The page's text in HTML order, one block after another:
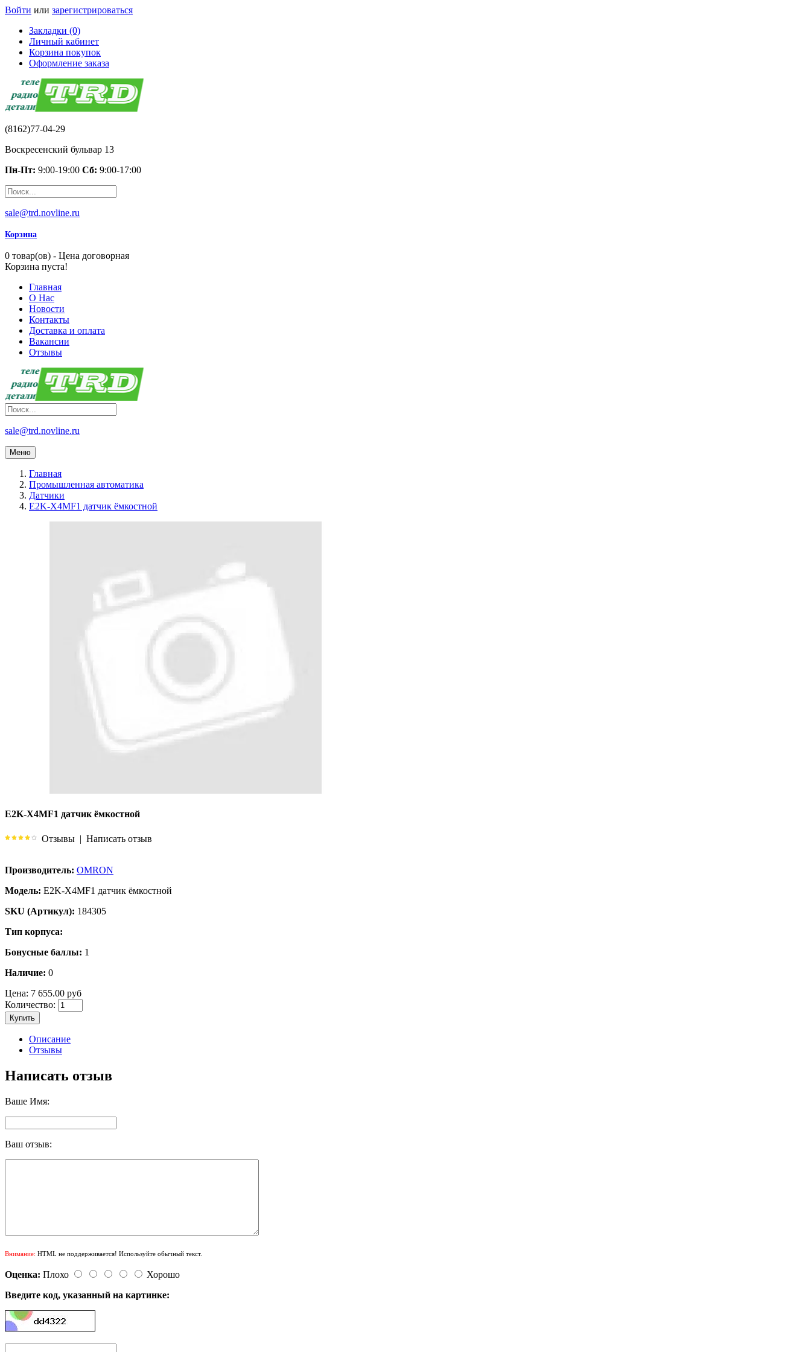
Войти или зарегистрироваться
Закладки (0)
Личный кабинет
Корзина покупок
Оформление заказа
(8162)77-04-29
Воскресенский бульвар 13
Пн-Пт: 9:00-19:00 Сб: 9:00-17:00
sale@trd.novline.ru
Корзина
0 товар(ов) - Цена договорная
Корзина пуста!
Главная
О Нас
Новости
Контакты
Доставка и оплата
Вакансии
Отзывы
sale@trd.novline.ru
Меню
Главная
Промышленная автоматика
Датчики
E2K-X4MF1 датчик ёмкостной
E2K-X4MF1 датчик ёмкостной
Отзывы | Написать отзыв
Производитель: OMRON
Модель: E2K-X4MF1 датчик ёмкостной
SKU (Артикул): 184305
Тип корпуса:
Бонусные баллы: 1
Наличие: 0
Цена: 7 655.00 руб
Количество:
Купить
Описание
Отзывы
Написать отзыв
Ваше Имя:
Ваш отзыв:
Внимание: HTML не поддерживается! Используйте обычный текст.
Оценка: Плохо
Хорошо
Введите код, указанный на картинке: